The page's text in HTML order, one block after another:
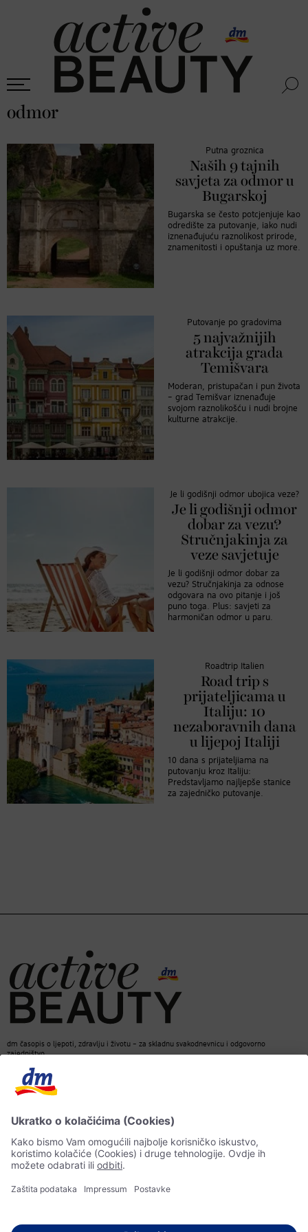
odmor
Putna groznica
Naših 9 tajnih
savjeta za odmor u
Bugarskoj
Bugarska se često potcjenjuje kao
odredište za putovanje, iako nudi
iznenađujuću raznolikost prirode,
znamenitosti i opuštanja uz more.
Putovanje po gradovima
5 najvažnijih
atrakcija grada
Temišvara
Moderan, pristupačan i pun života
– grad Temišvar iznenađuje
svojom raznolikošću i nudi brojne
kulturne atrakcije.
Je li godišnji odmor ubojica veze?
Je li godišnji odmor
dobar za vezu?
Stručnjakinja za
veze savjetuje
Je li godišnji odmor dobar za
vezu? Stručnjakinja za odnose
odgovara na ovo pitanje i još
puno toga. Plus: savjeti za
harmoničan odmor u paru.
Roadtrip Italien
Road trip s
prijateljicama u
Italiju: 10
nezaboravnih dana
u lijepoj Italiji
10 dana s prijateljiama na
putovanju kroz Italiju:
Predstavljamo najljepše stanice
za zajedničko putovanje.
dm časopis o ljepoti, zdravlju i životu – za skladnu svakodnevnicu i odgovorno
zajedništvo.